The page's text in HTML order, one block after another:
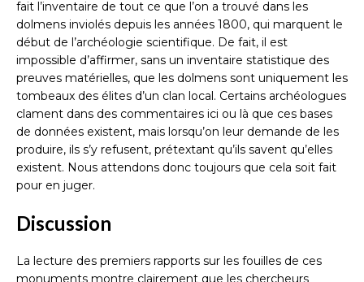
fait l’inventaire de tout ce que l’on a trouvé dans les
dolmens inviolés depuis les années 1800, qui marquent le
début de l’archéologie scientifique. De fait, il est
impossible d’affirmer, sans un inventaire statistique des
preuves matérielles, que les dolmens sont uniquement les
tombeaux des élites d’un clan local. Certains archéologues
clament dans des commentaires ici ou là que ces bases
de données existent, mais lorsqu’on leur demande de les
produire, ils s’y refusent, prétextant qu’ils savent qu’elles
existent. Nous attendons donc toujours que cela soit fait
pour en juger.
Discussion
La lecture des premiers rapports sur les fouilles de ces
monuments montre clairement que les chercheurs